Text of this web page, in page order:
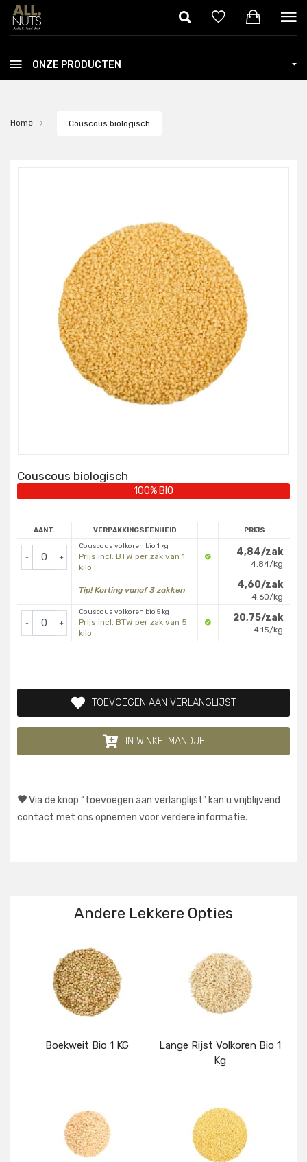
Skip to main content
ONZE PRODUCTEN
Home Couscous biologisch
Couscous biologisch
100% BIO
AANT. VERPAKKINGSEENHEID PRIJS
- +
Couscous volkoren bio 1 kg
Prijs incl. BTW per zak van 1
kilo
4,84/zak
4.84/kg
Tip! Korting vanaf 3 zakken 4,60/zak
4.60/kg
- +
Couscous volkoren bio 5 kg
Prijs incl. BTW per zak van 5
kilo
20,75/zak
4.15/kg
TOEVOEGEN AAN VERLANGLIJST
IN WINKELMANDJE
Via de knop “toevoegen aan verlanglijst” kan u vrijblijvend
contact met ons opnemen voor verdere informatie.
Andere Lekkere Opties
Boekweit Bio 1 KG
Lange Rijst Volkoren Bio 1
Kg